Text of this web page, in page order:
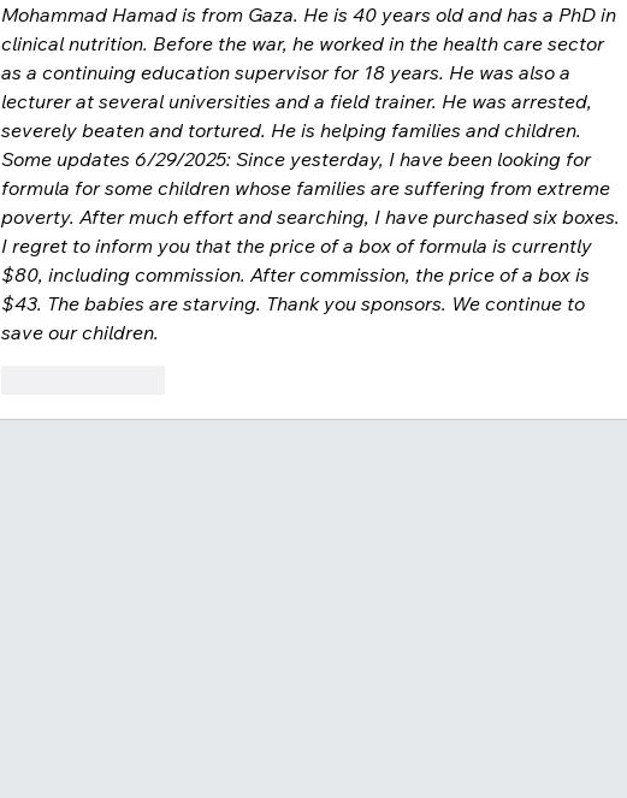
Mohammad Hamad is from Gaza. He is 40 years old and has a PhD in
clinical nutrition. Before the war, he worked in the health care sector
as a continuing education supervisor for 18 years. He was also a
lecturer at several universities and a field trainer. He was arrested,
severely beaten and tortured. He is helping families and children.
Some updates 6/29/2025: Since yesterday, I have been looking for
formula for some children whose families are suffering from extreme
poverty. After much effort and searching, I have purchased six boxes.
I regret to inform you that the price of a box of formula is currently
$80, including commission. After commission, the price of a box is
$43. The babies are starving. Thank you sponsors. We continue to
save our children.